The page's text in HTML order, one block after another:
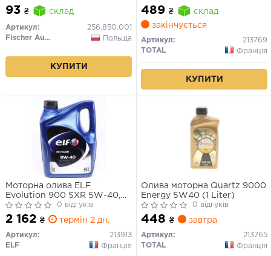
93 ₴ склад
Артикул:
256.850.001
Fischer Automotive One (FA1)
Польща
КУПИТИ
489 ₴
склад
закінчується
Артикул:
213769
TOTAL
Франція
КУПИТИ
Моторна олива ELF
Evolution 900 SXR 5W-40,
5л.
0 відгуків
2 162 ₴ термін 2 дн.
Артикул:
213913
ELF
Франція
Олива моторна Quartz 9000
Energy 5W40 (1 Liter)
0 відгуків
448 ₴ завтра
Артикул:
213765
TOTAL
Франція